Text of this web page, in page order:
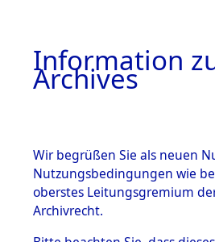
Information
Archives
Wir begrüßen Sie als neuen
Nutzungsbedingungen wie
oberstes Leitungsgremium
Archivrecht.